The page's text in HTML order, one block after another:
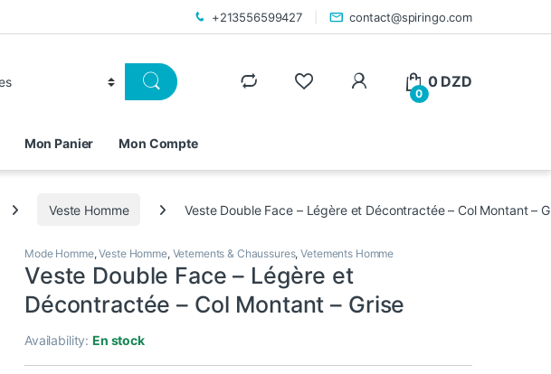
+213556599427 contact@spiringo.com
0
0 DZD
Mon Panier Mon Compte
Veste Homme Veste Double Face – Légère et Décontractée – Col Montant –
Mode Homme,Veste Homme, Vetements & Chaussures,Vetements Homme
Veste Double Face – Légère et
Décontractée – Col Montant – Grise
Availability:En stock